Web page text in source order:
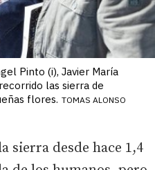
Pinto (i), Javier María
las sierra de
flores. TOMAS ALONSO
sierra desde hace 1,4